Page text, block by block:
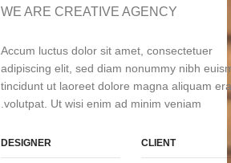
WE ARE CREATIVE AGENCY
Accum luctus dolor sit amet, consectetuer
adipiscing elit, sed diam nonummy nibh
tincidunt ut laoreet dolore magna aliquam
volutpat. Ut wisi enim ad minim veniam.
CLIENT
DESIGNER